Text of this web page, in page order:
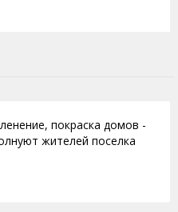
покраска домов -
жителей поселка